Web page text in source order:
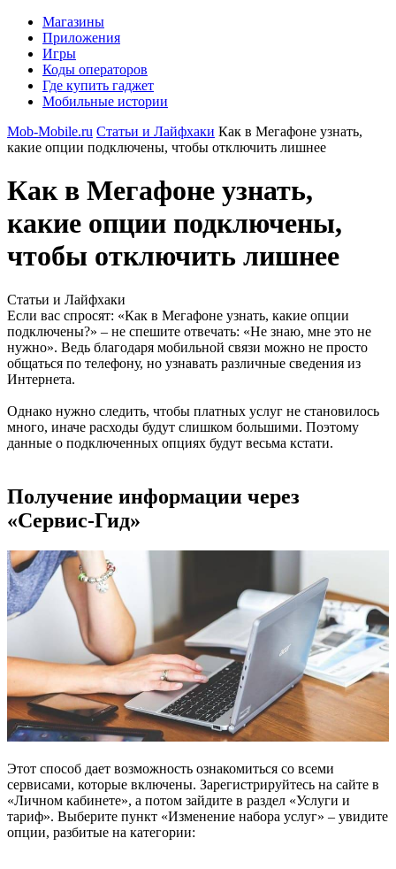
Магазины
Приложения
Игры
Коды операторов
Где купить гаджет
Мобильные истории
Mob-Mobile.ru Статьи и Лайфхаки Как в Мегафоне узнать,
какие опции подключены, чтобы отключить лишнее
Как в Мегафоне узнать,
какие опции подключены,
чтобы отключить лишнее
Статьи и Лайфхаки
Если вас спросят: «Как в Мегафоне узнать, какие опции
подключены?» – не спешите отвечать: «Не знаю, мне это не
нужно». Ведь благодаря мобильной связи можно не просто
общаться по телефону, но узнавать различные сведения из
Интернета.
Однако нужно следить, чтобы платных услуг не становилось
много, иначе расходы будут слишком большими. Поэтому
данные о подключенных опциях будут весьма кстати.
Получение информации через
«Сервис-Гид»
Этот способ дает возможность ознакомиться со всеми
сервисами, которые включены. Зарегистрируйтесь на сайте в
«Личном кабинете», а потом зайдите в раздел «Услуги и
тариф». Выберите пункт «Изменение набора услуг» – увидите
опции, разбитые на категории: